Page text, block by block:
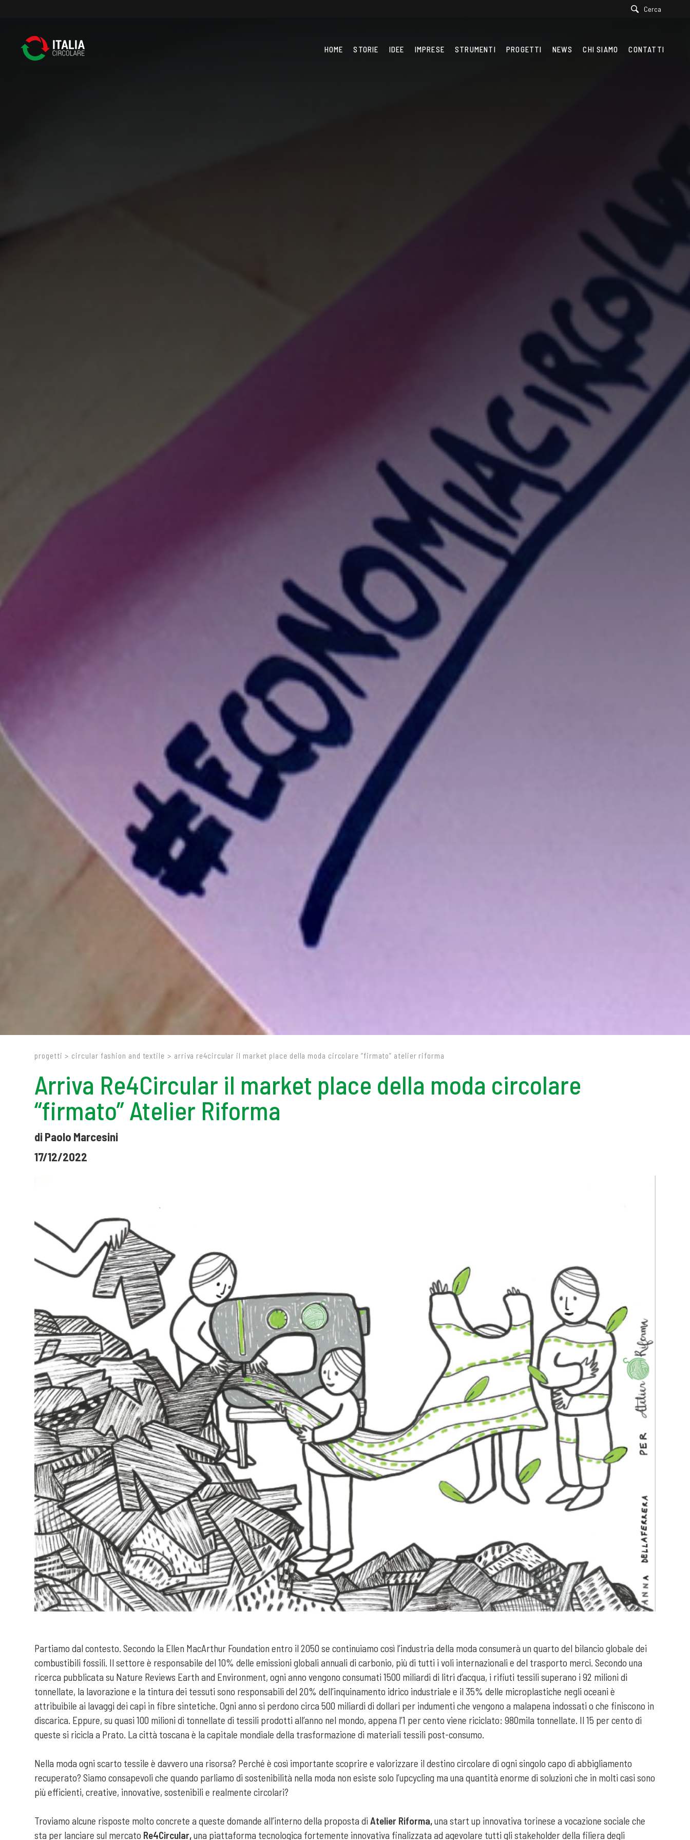
Cerca
HOME STORIE IDEE IMPRESE STRUMENTI PROGETTI NEWS CHI SIAMO CONTATTI
progetti > circular fashion and textile > arriva re4circular il market place della moda circolare “firmato” atelier riforma
Arriva Re4Circular il market place della moda circolare
“firmato” Atelier Riforma
di Paolo Marcesini
17/12/2022
Partiamo dal contesto. Secondo la Ellen MacArthur Foundation entro il 2050 se continuiamo così l’industria della moda consumerà un quarto del bilancio globale dei
combustibili fossili. Il settore è responsabile del 10% delle emissioni globali annuali di carbonio, più di tutti i voli internazionali e del trasporto merci. Secondo una
ricerca pubblicata su Nature Reviews Earth and Environment, ogni anno vengono consumati 1500 miliardi di litri d’acqua, i rifiuti tessili superano i 92 milioni di
tonnellate, la lavorazione e la tintura dei tessuti sono responsabili del 20% dell’inquinamento idrico industriale e il 35% delle microplastiche negli oceani è
attribuibile ai lavaggi dei capi in fibre sintetiche. Ogni anno si perdono circa 500 miliardi di dollari per indumenti che vengono a malapena indossati o che finiscono in
discarica. Eppure, su quasi 100 milioni di tonnellate di tessili prodotti all’anno nel mondo, appena l’1 per cento viene riciclato: 980mila tonnellate. Il 15 per cento di
queste si ricicla a Prato. La città toscana è la capitale mondiale della trasformazione di materiali tessili post-consumo.
Nella moda ogni scarto tessile è davvero una risorsa? Perché è così importante scoprire e valorizzare il destino circolare di ogni singolo capo di abbigliamento
recuperato? Siamo consapevoli che quando parliamo di sostenibilità nella moda non esiste solo l’upcycling ma una quantità enorme di soluzioni che in molti casi sono
più efficienti, creative, innovative, sostenibili e realmente circolari?
Troviamo alcune risposte molto concrete a queste domande all’interno della proposta diAtelier Riforma,una start up innovativa torinese a vocazione sociale che
sta per lanciare sul mercato Re4Circular,una piattaforma tecnologica fortemente innovativa finalizzata ad agevolare tutti gli stakeholder della filiera degli